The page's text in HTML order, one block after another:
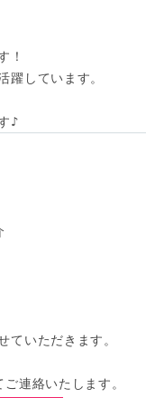
！
躍しています。
♪
ていただきます。
連絡いたします。